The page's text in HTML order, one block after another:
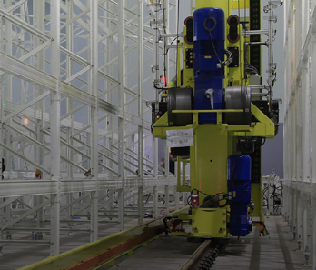
产品中心
项目案例
关于维暻
联系我们